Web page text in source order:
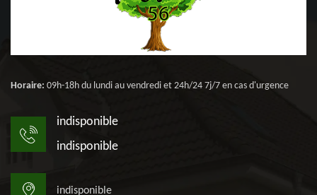
Horaire: 09h-18h du lundi au vendredi et 24h/24 7j/7 en cas d'urgence
indisponible
indisponible
indisponible